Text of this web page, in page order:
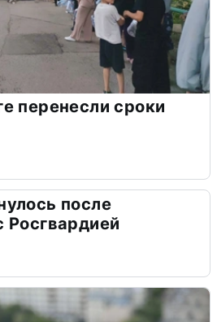
перенесли сроки
после
Росгвардией